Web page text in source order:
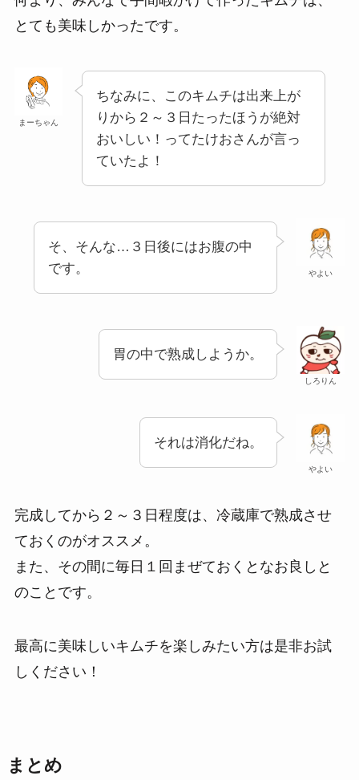
とても美味しかったです。
まーちゃん
ちなみに、このキムチは出来上が
りから２～３日たったほうが絶対
おいしい！ってたけおさんが言っ
ていたよ！
やよい
そ、そんな…３日後にはお腹の中
です。
しろりん
胃の中で熟成しようか。
やよい
それは消化だね。
完成してから２～３日程度は、冷蔵庫で熟成させ
ておくのがオススメ。
また、その間に毎日１回まぜておくとなお良しと
のことです。
最高に美味しいキムチを楽しみたい方は是非お試
しください！
まとめ